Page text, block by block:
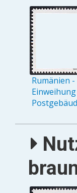
Rumänien -
Einweihung